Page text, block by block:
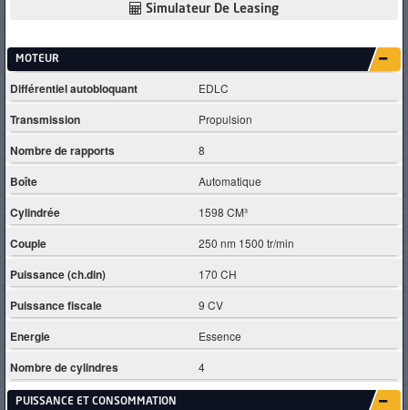
Simulateur De Leasing
MOTEUR
Différentiel autobloquant EDLC
Transmission Propulsion
Nombre de rapports 8
Boîte Automatique
Cylindrée 1598 CM³
Couple 250 nm 1500 tr/min
Puissance (ch.din) 170 CH
Puissance fiscale 9 CV
Energie Essence
Nombre de cylindres 4
PUISSANCE ET CONSOMMATION